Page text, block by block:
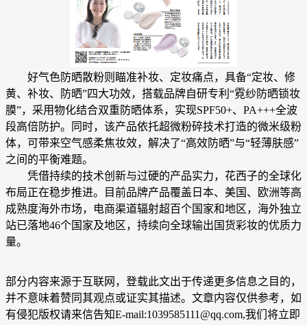
好气色防晒散粉则瞄准补妆、定妆痛点，具备“定妆、修
黄、补妆、防晒”四大功效，搭载品牌自研专利“霓纱防晒锁妆
膜”，采用物化结合双重防晒体系，实现SPF50+、PA+++全波
段高倍防护。同时，该产品依托超微粉碎技术打造的微米级粉
体，可带来空气感柔焦妆效，解决了“高效防晒”与“轻薄肤感”
之间的平衡难题。
凭借持续的技术创新与过硬的产品实力，花西子的全球化
布局正在稳步推进。目前品牌产品覆盖日本、美国、欧洲等高
成熟度海外市场，电商渠道辐射超百个国家和地区，海外独立
站已落地46个国家及地区，持续向全球输出国货彩妆的优质力
量。
部分内容来源于互联网，登载此文出于传递更多信息之目的，
并不意味着赞同其观点或证实其描述。文章内容仅供参考，如
有侵犯版权请来信告知E-mail:1039585111@qq.com,我们将立即